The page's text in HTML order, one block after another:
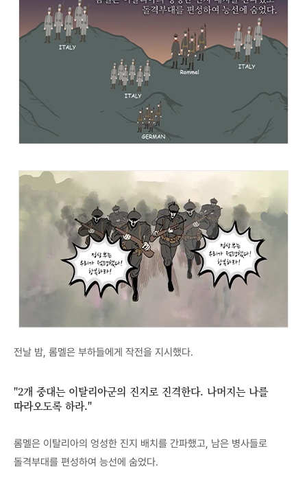
전날 밤, 롬멜은 부하들에게 작전을 지시했다.
"2개 중대는 이탈리아군의 진지로 진격한다. 나머지는 나를
따라오도록 하라."
롬멜은 이탈리아의 엉성한 진지 배치를 간파했고, 남은 병사들로
돌격부대를 편성하여 능선에 숨었다.